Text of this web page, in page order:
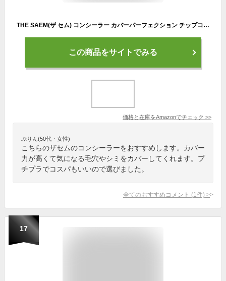
THE SAEM(ザ セム) コンシーラー カバーパーフェクション チップコンシーラー 1.75 ミドルベージュ 1.75 6.5 グラム
この商品をサイトでみる
価格と在庫をAmazonでチェック >>
ぷりん(50代・女性)
こちらのザセムのコンシーラーをおすすめします。カバー
力が高くて気になる毛穴やシミをカバーしてくれます。プ
チプラでコスパもいいので選びました。
全てのおすすめコメント (1 件) >
17